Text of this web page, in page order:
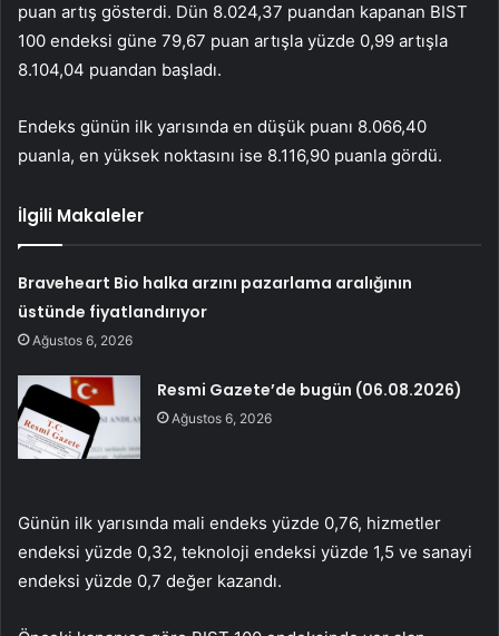
puan artış gösterdi. Dün 8.024,37 puandan kapanan BIST
100 endeksi güne 79,67 puan artışla yüzde 0,99 artışla
8.104,04 puandan başladı.
Endeks günün ilk yarısında en düşük puanı 8.066,40
puanla, en yüksek noktasını ise 8.116,90 puanla gördü.
İlgili Makaleler
Braveheart Bio halka arzını pazarlama aralığının
üstünde fiyatlandırıyor
Ağustos 6, 2026
Resmi Gazete’de bugün (06.08.2026)
Ağustos 6, 2026
Günün ilk yarısında mali endeks yüzde 0,76, hizmetler
endeksi yüzde 0,32, teknoloji endeksi yüzde 1,5 ve sanayi
endeksi yüzde 0,7 değer kazandı.